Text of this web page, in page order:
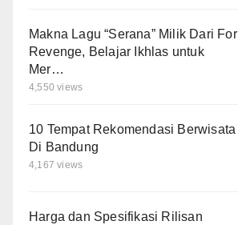
Makna Lagu “Serana” Milik Dari For
Revenge, Belajar Ikhlas untuk
Mer…
4,550 views
10 Tempat Rekomendasi Berwisata
Di Bandung
4,167 views
Harga dan Spesifikasi Rilisan